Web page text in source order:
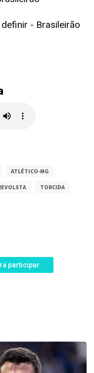
- Brasileirão
ATLÉTICO-MG
TORCIDA
participar.